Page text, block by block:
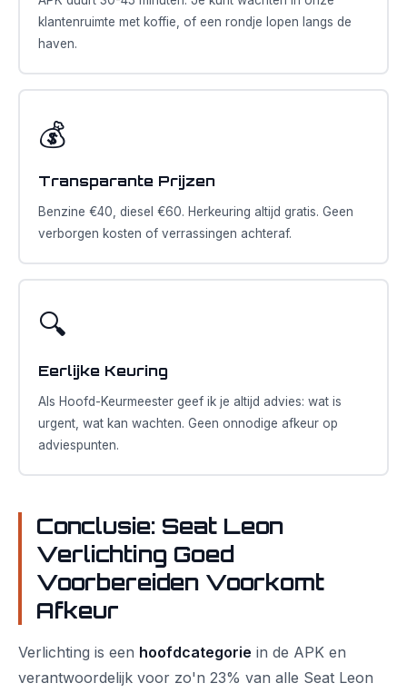
klantenruimte met koffie, of een rondje lopen langs de
haven.
💰
Transparante Prijzen
Benzine €40, diesel €60. Herkeuring altijd gratis. Geen
verborgen kosten of verrassingen achteraf.
🔍
Eerlijke Keuring
Als Hoofd-Keurmeester geef ik je altijd advies: wat is
urgent, wat kan wachten. Geen onnodige afkeur op
adviespunten.
Conclusie: Seat Leon
Verlichting Goed
Voorbereiden Voorkomt
Afkeur
Verlichting is een hoofdcategorie in de APK en
verantwoordelijk voor zo'n 23% van alle Seat Leon